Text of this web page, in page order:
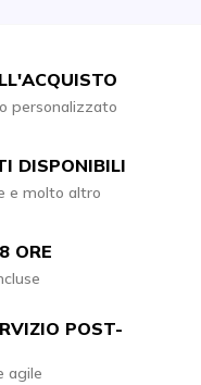
personalizzato
DISPONIBILI
e molto altro
ORE
POST-
agile